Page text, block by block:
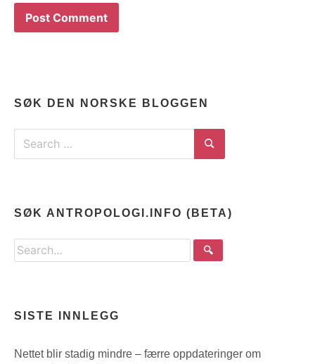
SØK DEN NORSKE BLOGGEN
Search
Search
SØK ANTROPOLOGI.INFO (BETA)
Search
the
🔍
SISTE INNLEGG
Nettet blir stadig mindre – færre oppdateringer om